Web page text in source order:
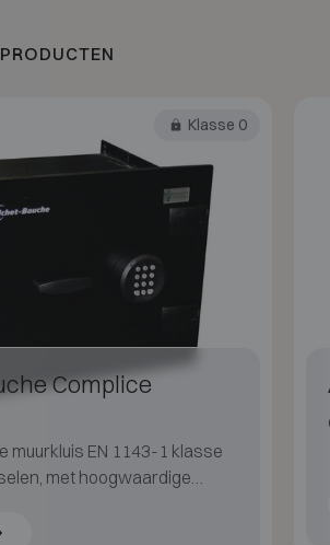
Klasse 0
Complice
muurkluis EN 1143-1 klasse
met hoogwaardige